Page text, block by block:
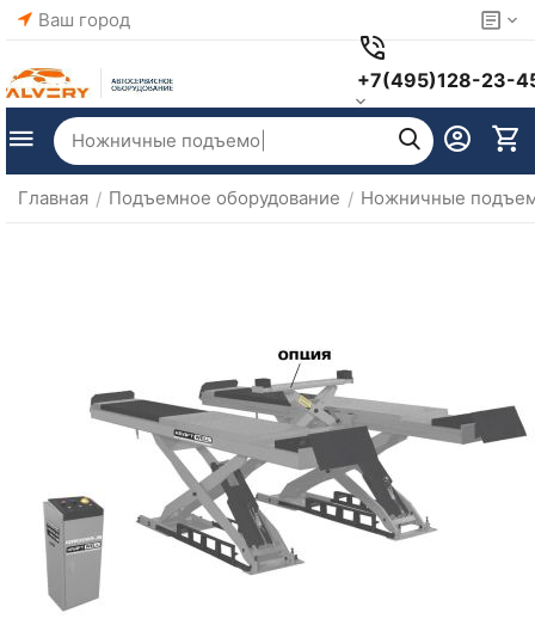
Ваш город
+7(495)128-23-
Главная / Подъемное оборудование / Ножничные